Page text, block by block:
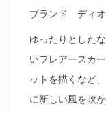
ブランド ディオ
ゆったりとした
いフレアースカ
ットを描くなど
に新しい風を吹